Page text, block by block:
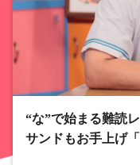
“な”で始まる難読
サンドもお手上げ